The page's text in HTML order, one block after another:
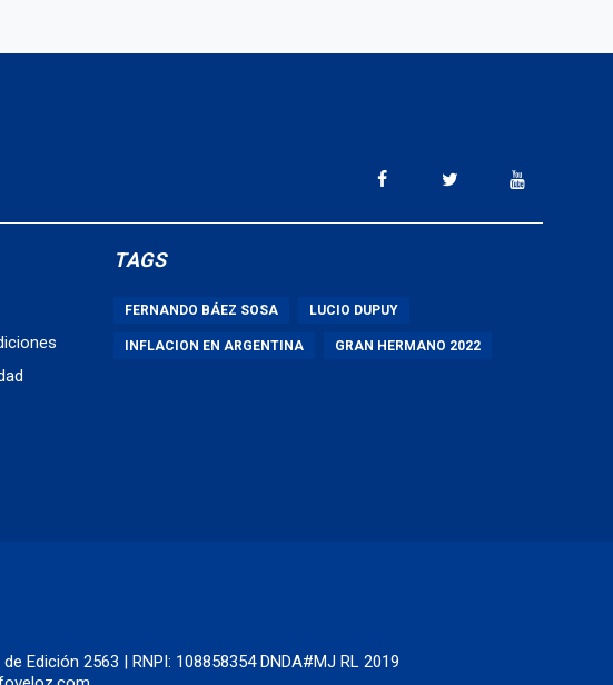
TAGS
FERNANDO BÁEZ SOSA LUCIO DUPUY
INFLACION EN ARGENTINA GRAN HERMANO 2022
Edición 2563 | RNPI: 108858354 DNDA#MJ RL 2019